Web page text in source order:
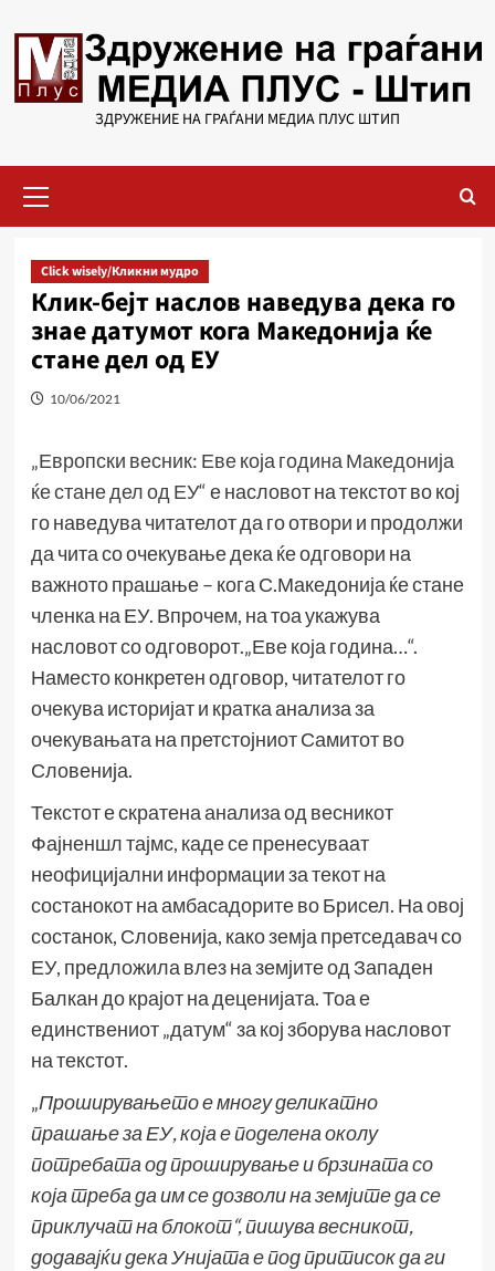
to
content
ЗДРУЖЕНИЕ НА ГРАЃАНИ МЕДИА ПЛУС ШТИП
Menu
Click wisely/Кликни мудро
Клик-бејт наслов наведува дека го
знае датумот кога Македонија ќе
стане дел од ЕУ
10/06/2021
„Европски весник: Еве која година Македонија
ќе стане дел од ЕУ“е насловот на текстот во кој
го наведува читателот да го отвори и продолжи
да чита со очекување дека ќе одговори на
важното прашање – кога С.Македонија ќе стане
членка на ЕУ. Впрочем, на тоа укажува
насловот со одговорот.„Еве која година…“.
Наместо конкретен одговор, читателот го
очекува историјат и кратка анализа за
очекувањата на претстојниот Самитот во
Словенија.
Текстот е скратена анализа од весникот
Фајненшл тајмс, каде се пренесуваат
неофицијални информации за текот на
состанокот на амбасадорите во Брисел. На овој
состанок, Словенија, како земја претседавач со
ЕУ, предложила влез на земјите од Западен
Балкан до крајот на деценијата. Тоа е
единствениот „датум“ за кој зборува насловот
на текстот.
„Проширувањето е многу деликатно
прашање за ЕУ, која е поделена околу
потребата од проширување и брзината со
која треба да им се дозволи на земјите да се
приклучат на блокот“, пишува весникот,
додавајќи дека Унијата е под притисок да ги